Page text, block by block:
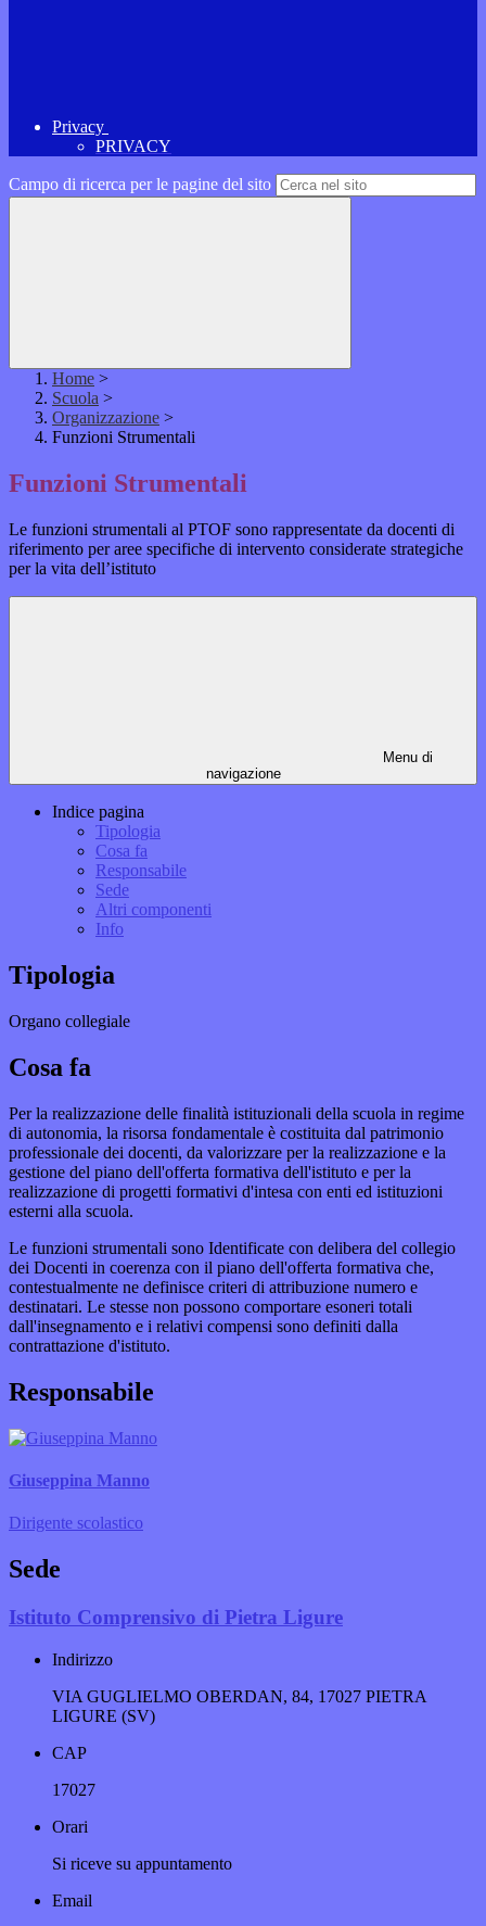
Privacy
PRIVACY
Campo di ricerca per le pagine del sito
Home >
Scuola >
Organizzazione >
Funzioni Strumentali
Funzioni Strumentali
Le funzioni strumentali al PTOF sono rappresentate da docenti di
riferimento per aree specifiche di intervento considerate strategiche
per la vita dell’istituto
Menu di
navigazione
Indice pagina
Tipologia
Cosa fa
Responsabile
Sede
Altri componenti
Info
Tipologia
Organo collegiale
Cosa fa
Per la realizzazione delle finalità istituzionali della scuola in regime
di autonomia, la risorsa fondamentale è costituita dal patrimonio
professionale dei docenti, da valorizzare per la realizzazione e la
gestione del piano dell'offerta formativa dell'istituto e per la
realizzazione di progetti formativi d'intesa con enti ed istituzioni
esterni alla scuola.
Le funzioni strumentali sono Identificate con delibera del collegio
dei Docenti in coerenza con il piano dell'offerta formativa che,
contestualmente ne definisce criteri di attribuzione numero e
destinatari. Le stesse non possono comportare esoneri totali
dall'insegnamento e i relativi compensi sono definiti dalla
contrattazione d'istituto.
Responsabile
Giuseppina Manno
Dirigente scolastico
Sede
Istituto Comprensivo di Pietra Ligure
Indirizzo
VIA GUGLIELMO OBERDAN, 84, 17027 PIETRA
LIGURE (SV)
CAP
17027
Orari
Si riceve su appuntamento
Email